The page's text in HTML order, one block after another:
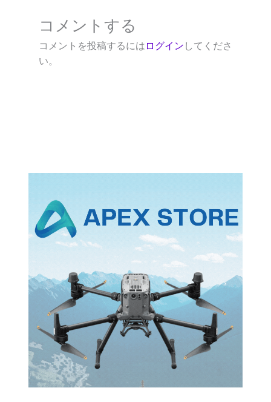
コメントする
コメントを投稿するには ログイン してくださ
い。